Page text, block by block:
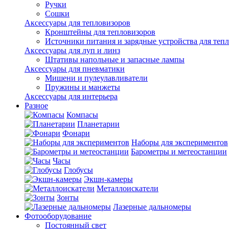
Ручки
Сошки
Аксессуары для тепловизоров
Кронштейны для тепловизоров
Источники питания и зарядные устройства для
Аксессуары для луп и линз
Штативы напольные и запасные лампы
Аксессуары для пневматики
Мишени и пулеулавливатели
Пружины и манжеты
Аксессуары для интерьера
Разное
Компасы
Планетарии
Фонари
Наборы для экспериментов
Барометры и метеостанции
Часы
Глобусы
Экшн-камеры
Металлоискатели
Зонты
Лазерные дальномеры
Фотооборудование
Постоянный свет